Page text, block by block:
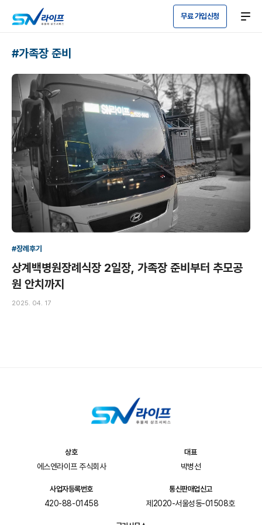
무료 가입신청
#가족장 준비
#장례후기
상계백병원장례식장 2일장, 가족장 준비부터 추모공
원 안치까지
2025. 04. 17
상호
에스엔라이프 주식회사
대표
박병선
사업자등록번호
420-88-01458
통신판매업신고
제2020-서울성동-01508호